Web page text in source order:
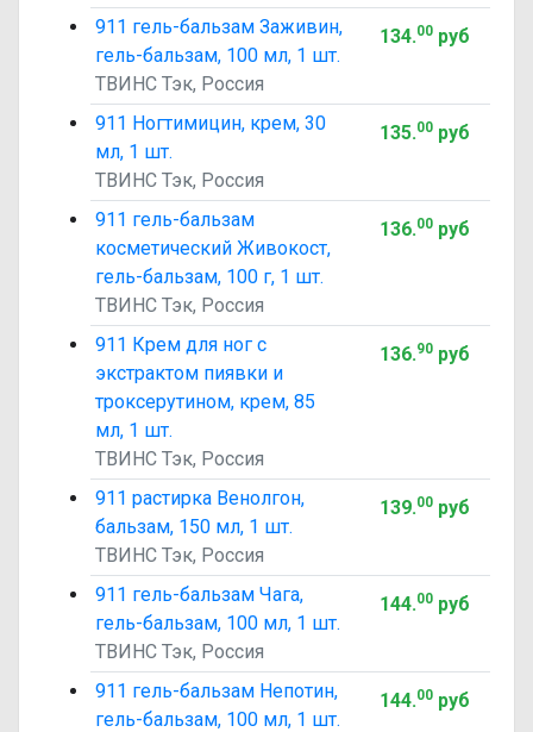
911 гель-бальзам Заживин,
гель-бальзам, 100 мл, 1 шт.
ТВИНС Тэк, Россия
134.00руб
911 Ногтимицин, крем, 30
мл, 1 шт.
ТВИНС Тэк, Россия
135.00руб
911 гель-бальзам
косметический Живокост,
гель-бальзам, 100 г, 1 шт.
ТВИНС Тэк, Россия
136.00руб
911 Крем для ног с
экстрактом пиявки и
троксерутином, крем, 85
мл, 1 шт.
ТВИНС Тэк, Россия
136.90руб
911 растирка Венолгон,
бальзам, 150 мл, 1 шт.
ТВИНС Тэк, Россия
139.00руб
911 гель-бальзам Чага,
гель-бальзам, 100 мл, 1 шт.
ТВИНС Тэк, Россия
144.00руб
911 гель-бальзам Непотин,
гель-бальзам, 100 мл, 1 шт.
144.00руб